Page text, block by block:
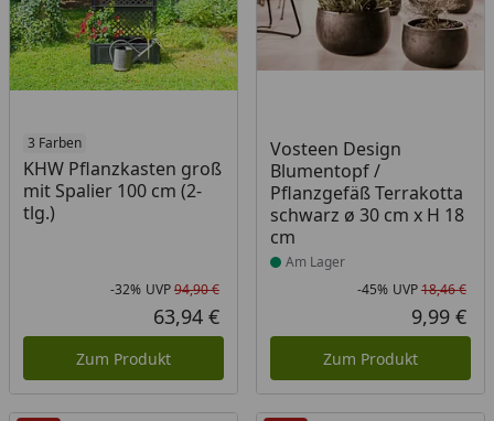
3 Farben
KHW Pflanzkasten groß
mit Spalier 100 cm (2-
tlg.)
Rabatt in Prozent
-32%
Ursprünglicher Preis
UVP94,90 €
Aktueller Preis
63,94 €
Zum Produkt
Vosteen Design
Blumentopf /
Pflanzgefäß Terrakotta
schwarz ø 30 cm x H 18
cm
Produkt am Lager
Am Lager
-45% UVP18,46 €
9,99 €
Zum Produkt